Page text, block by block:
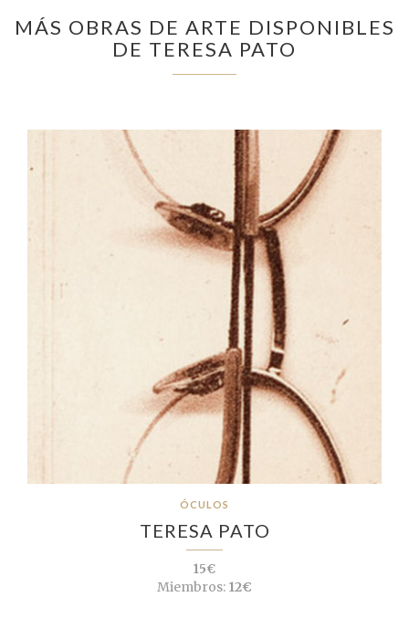
MÁS OBRAS DE ARTE DISPONIBLES
DE TERESA PATO
ÓCULOS
TERESA PATO
15€
Miembros: 12€